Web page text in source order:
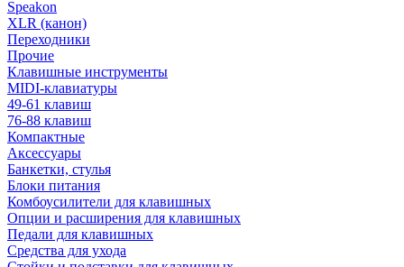
Speakon
XLR (канон)
Переходники
Прочие
Клавишные инструменты
MIDI-клавиатуры
49-61 клавиш
76-88 клавиш
Компактные
Аксессуары
Банкетки, стулья
Блоки питания
Комбоусилители для клавишных
Опции и расширения для клавишных
Педали для клавишных
Средства для ухода